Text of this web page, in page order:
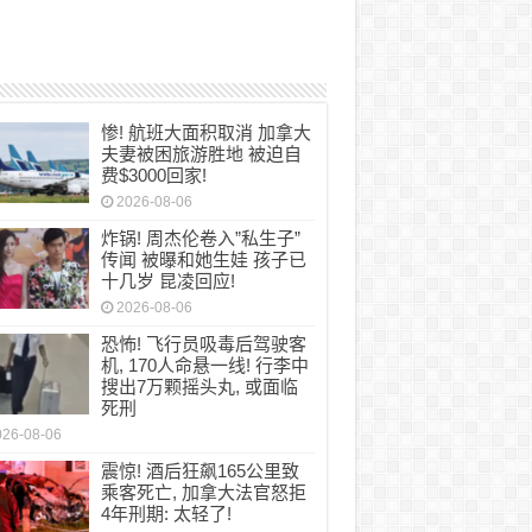
惨! 航班大面积取消 加拿大
夫妻被困旅游胜地 被迫自
费$3000回家!
2026-08-06
炸锅! 周杰伦卷入”私生子”
传闻 被曝和她生娃 孩子已
十几岁 昆凌回应!
2026-08-06
恐怖! 飞行员吸毒后驾驶客
机, 170人命悬一线! 行李中
搜出7万颗摇头丸, 或面临
死刑
08-06
震惊! 酒后狂飙165公里致
乘客死亡, 加拿大法官怒拒
4年刑期: 太轻了!